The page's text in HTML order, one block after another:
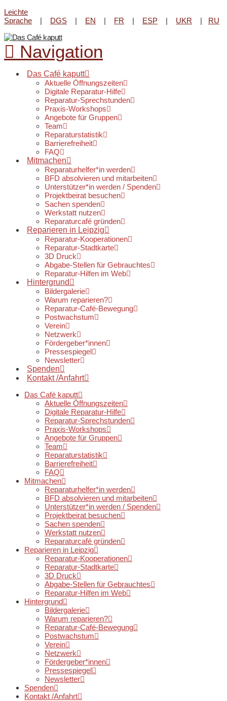
Leichte
Sprache | DGS | EN | FR | ESP | UKR | RU
Navigation
Das Café kaputt
Aktuelle Öffnungszeiten
Digitale Reparatur-Hilfe
Reparatur-Sprechstunden
Praxis-Workshops
Angebote für Gruppen
Team
Reparaturstatistik
Barrierefreiheit
FAQ
Mitmachen
Reparaturhelfer*in werden
BFD absolvieren und mitarbeiten
Unterstützer*in werden / Spenden
Projektbeirat besuchen
Sachen spenden
Werkstatt nutzen
Reparaturcafé gründen
Reparieren in Leipzig
Reparatur-Kooperationen
Reparatur-Stadtkarte
3D Druck
Abgabe-Stellen für Gebrauchtes
Reparatur-Hilfen im Web
Hintergrund
Bildergalerie
Warum reparieren?
Reparatur-Café-Bewegung
Postwachstum
Verein
Netzwerk
Fördergeber*innen
Pressespiegel
Newsletter
Spenden
Kontakt /Anfahrt
Das Café kaputt
Aktuelle Öffnungszeiten
Digitale Reparatur-Hilfe
Reparatur-Sprechstunden
Praxis-Workshops
Angebote für Gruppen
Team
Reparaturstatistik
Barrierefreiheit
FAQ
Mitmachen
Reparaturhelfer*in werden
BFD absolvieren und mitarbeiten
Unterstützer*in werden / Spenden
Projektbeirat besuchen
Sachen spenden
Werkstatt nutzen
Reparaturcafé gründen
Reparieren in Leipzig
Reparatur-Kooperationen
Reparatur-Stadtkarte
3D Druck
Abgabe-Stellen für Gebrauchtes
Reparatur-Hilfen im Web
Hintergrund
Bildergalerie
Warum reparieren?
Reparatur-Café-Bewegung
Postwachstum
Verein
Netzwerk
Fördergeber*innen
Pressespiegel
Newsletter
Spenden
Kontakt /Anfahrt
Reparatur-Angebot im Lene-
Voigt Park beimKultur-Kiosk
am
Infos & Öffnungszeiten